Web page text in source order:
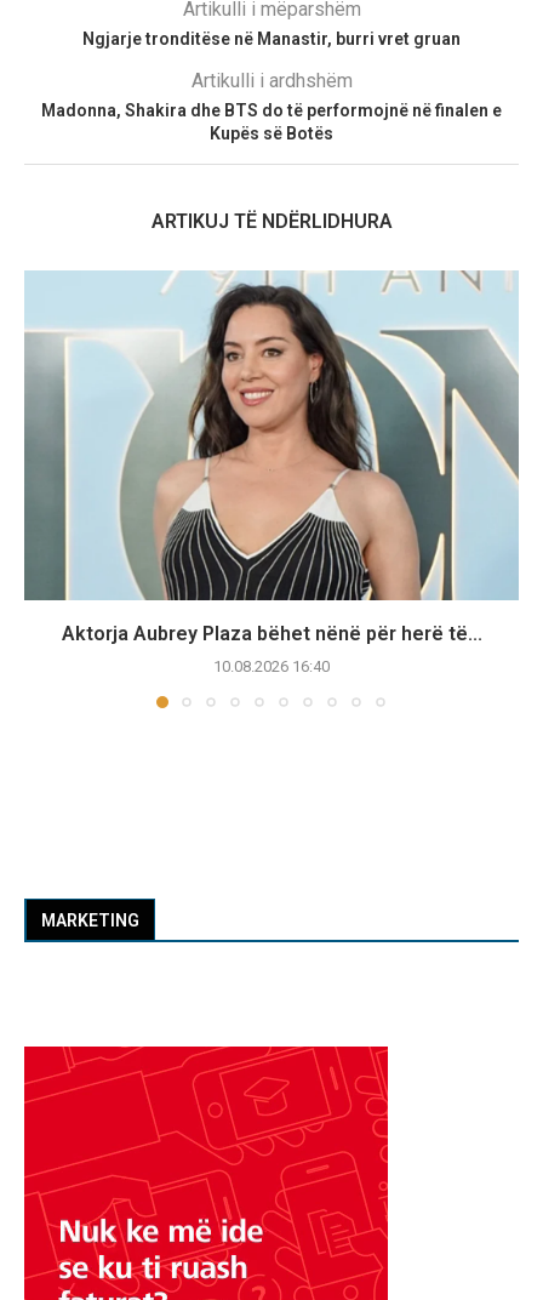
Artikulli i mëparshëm
Ngjarje tronditëse në Manastir, burri vret gruan
Artikulli i ardhshëm
Madonna, Shakira dhe BTS do të performojnë në finalen e
Kupës së Botës
ARTIKUJ TË NDËRLIDHURA
Aktorja Aubrey Plaza bëhet nënë për herë të...
10.08.2026 16:40
MARKETING